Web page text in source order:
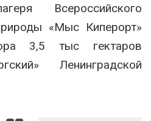
Всероссийского
«Мыс Киперорт»
3,5 тыс гектаров
Ленинградской